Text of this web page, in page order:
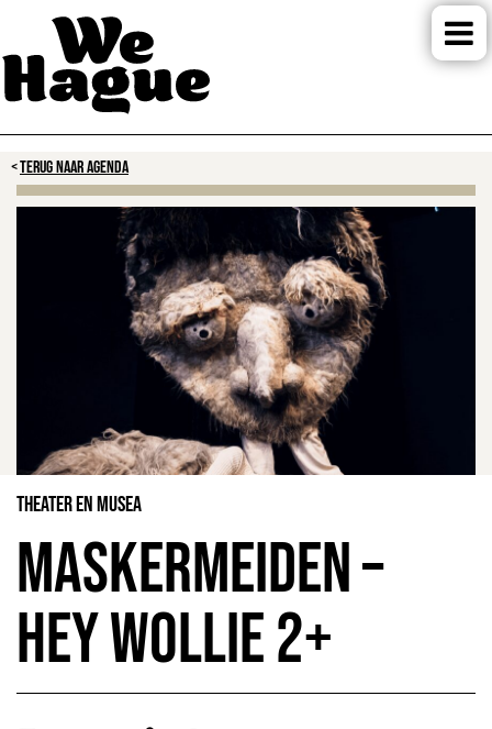
TERUG NAAR AGENDA
Theater en Musea
Maskermeiden –
Hey Wollie 2+